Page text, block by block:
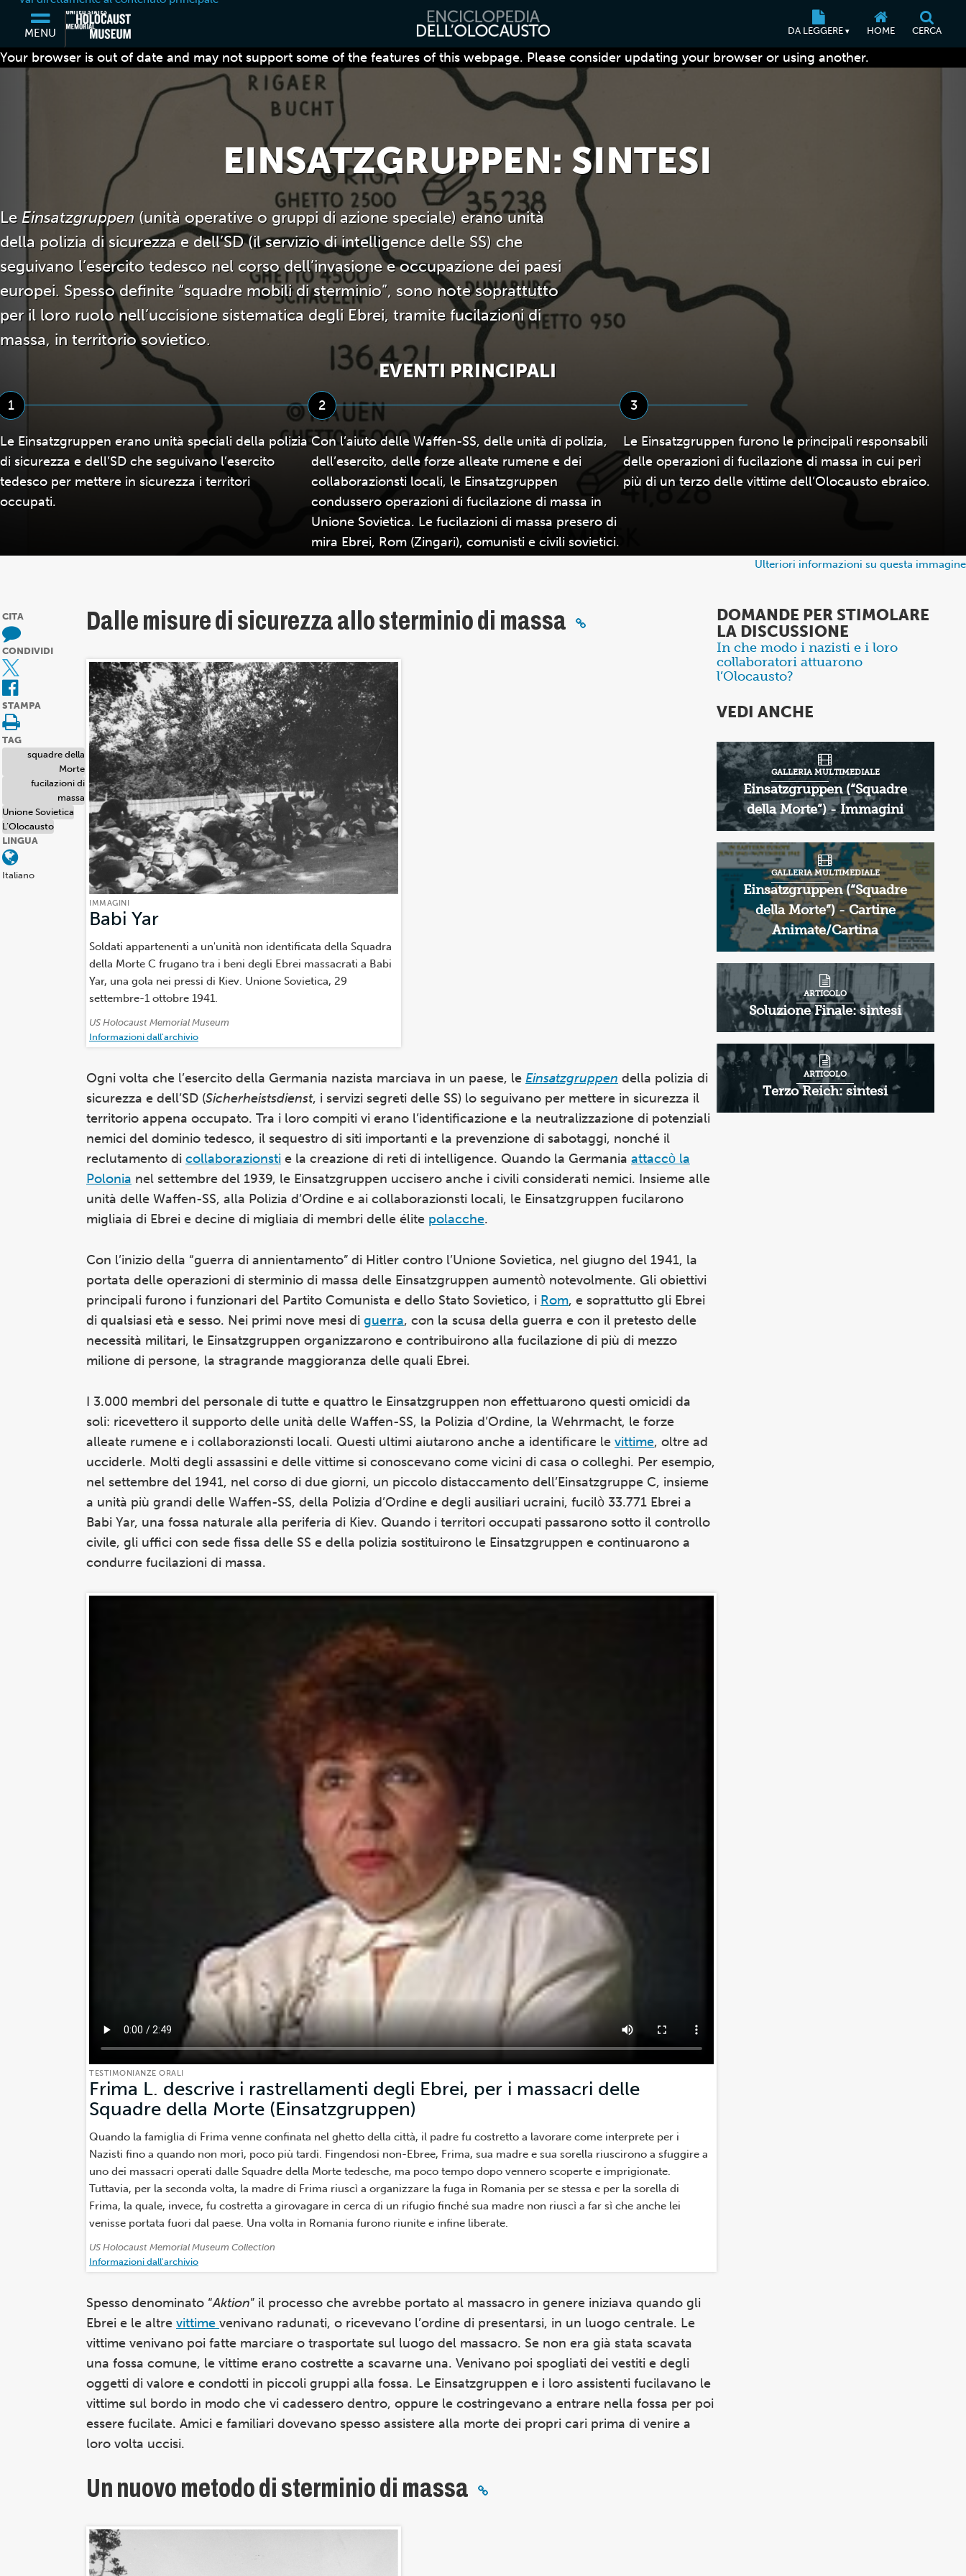
MENU DA LEGGERE ▾ HOME CERCA
Your browser is out of date and may not support some of the features of this webpage. Please consider updating your browser or using another.
Ulteriori informazioni su questa immagine
EINSATZGRUPPEN: SINTESI
Le Einsatzgruppen (unità operative o gruppi di azione speciale) erano unità
della polizia di sicurezza e dell’SD (il servizio di intelligence delle SS) che
seguivano l’esercito tedesco nel corso dell’invasione e occupazione dei paesi
europei. Spesso definite “squadre mobili di sterminio”, sono note soprattutto
per il loro ruolo nell’uccisione sistematica degli Ebrei, tramite fucilazioni di
massa, in territorio sovietico.
EVENTI PRINCIPALI
1
Le Einsatzgruppen erano unità speciali della polizia
di sicurezza e dell’SD che seguivano l’esercito
tedesco per mettere in sicurezza i territori
occupati.
2
Con l’aiuto delle Waffen-SS, delle unità di polizia,
dell’esercito, delle forze alleate rumene e dei
collaborazionsti locali, le Einsatzgruppen
condussero operazioni di fucilazione di massa in
Unione Sovietica. Le fucilazioni di massa presero di
mira Ebrei, Rom (Zingari), comunisti e civili sovietici.
3
Le Einsatzgruppen furono le principali responsabili
delle operazioni di fucilazione di massa in cui perì
più di un terzo delle vittime dell’Olocausto ebraico.
CITA
CONDIVIDI
STAMPA
TAG
squadre della
Morte
fucilazioni di
massa
Unione Sovietica
L’Olocausto
LINGUA
Italiano
Dalle misure di sicurezza allo sterminio di massa
IMMAGINI
Babi Yar
Soldati appartenenti a un'unità non identificata della Squadra
della Morte C frugano tra i beni degli Ebrei massacrati a Babi
Yar, una gola nei pressi di Kiev. Unione Sovietica, 29
settembre-1 ottobre 1941.
Attribuzione:
US Holocaust Memorial Museum
Informazioni dall'archivio
Ogni volta che l’esercito della Germania nazista marciava in un paese, le Einsatzgruppen della polizia di
sicurezza e dell’SD (Sicherheistsdienst, i servizi segreti delle SS) lo seguivano per mettere in sicurezza il
territorio appena occupato. Tra i loro compiti vi erano l’identificazione e la neutralizzazione di potenziali
nemici del dominio tedesco, il sequestro di siti importanti e la prevenzione di sabotaggi, nonché il
reclutamento di collaborazionsti e la creazione di reti di intelligence. Quando la Germania attaccò la
Polonia nel settembre del 1939, le Einsatzgruppen uccisero anche i civili considerati nemici. Insieme alle
unità delle Waffen-SS, alla Polizia d’Ordine e ai collaborazionsti locali, le Einsatzgruppen fucilarono
migliaia di Ebrei e decine di migliaia di membri delle élite polacche.
Con l’inizio della “guerra di annientamento” di Hitler contro l’Unione Sovietica, nel giugno del 1941, la
portata delle operazioni di sterminio di massa delle Einsatzgruppen aumentò notevolmente. Gli obiettivi
principali furono i funzionari del Partito Comunista e dello Stato Sovietico, i Rom, e soprattutto gli Ebrei
di qualsiasi età e sesso. Nei primi nove mesi di guerra, con la scusa della guerra e con il pretesto delle
necessità militari, le Einsatzgruppen organizzarono e contribuirono alla fucilazione di più di mezzo
milione di persone, la stragrande maggioranza delle quali Ebrei.
I 3.000 membri del personale di tutte e quattro le Einsatzgruppen non effettuarono questi omicidi da
soli: ricevettero il supporto delle unità delle Waffen-SS, la Polizia d’Ordine, la Wehrmacht, le forze
alleate rumene e i collaborazionsti locali. Questi ultimi aiutarono anche a identificare le vittime, oltre ad
ucciderle. Molti degli assassini e delle vittime si conoscevano come vicini di casa o colleghi. Per esempio,
nel settembre del 1941, nel corso di due giorni, un piccolo distaccamento dell’Einsatzgruppe C, insieme
a unità più grandi delle Waffen-SS, della Polizia d’Ordine e degli ausiliari ucraini, fucilò 33.771 Ebrei a
Babi Yar, una fossa naturale alla periferia di Kiev. Quando i territori occupati passarono sotto il controllo
civile, gli uffici con sede fissa delle SS e della polizia sostituirono le Einsatzgruppen e continuarono a
condurre fucilazioni di massa.
TESTIMONIANZE ORALI
Frima L. descrive i rastrellamenti degli Ebrei, per i massacri delle
Squadre della Morte (Einsatzgruppen)
Orali)
Quando la famiglia di Frima venne confinata nel ghetto della città, il padre fu costretto a lavorare come interprete per i
Nazisti fino a quando non morì, poco più tardi. Fingendosi non-Ebree, Frima, sua madre e sua sorella riuscirono a sfuggire a
uno dei massacri operati dalle Squadre della Morte tedesche, ma poco tempo dopo vennero scoperte e imprigionate.
Tuttavia, per la seconda volta, la madre di Frima riuscì a organizzare la fuga in Romania per se stessa e per la sorella di
Frima, la quale, invece, fu costretta a girovagare in cerca di un rifugio finché sua madre non riuscì a far sì che anche lei
venisse portata fuori dal paese. Una volta in Romania furono riunite e infine liberate.
Attribuzione:
US Holocaust Memorial Museum Collection
Informazioni dall'archivio
Spesso denominato “Aktion” il processo che avrebbe portato al massacro in genere iniziava quando gli
Ebrei e le altre vittime venivano radunati, o ricevevano l’ordine di presentarsi, in un luogo centrale. Le
vittime venivano poi fatte marciare o trasportate sul luogo del massacro. Se non era già stata scavata
una fossa comune, le vittime erano costrette a scavarne una. Venivano poi spogliati dei vestiti e degli
oggetti di valore e condotti in piccoli gruppi alla fossa. Le Einsatzgruppen e i loro assistenti fucilavano le
vittime sul bordo in modo che vi cadessero dentro, oppure le costringevano a entrare nella fossa per poi
essere fucilate. Amici e familiari dovevano spesso assistere alla morte dei propri cari prima di venire a
loro volta uccisi.
Un nuovo metodo di sterminio di massa
DOMANDE PER STIMOLARE
LA DISCUSSIONE
Items
1
1
2
In che modo i nazisti e i loro
collaboratori attuarono
l’Olocausto?
VEDI ANCHE
Einsatzgruppen (“Squadre
della Morte”) - Immagini
GALLERIA MULTIMEDIALE
Einsatzgruppen (“Squadre
della Morte”) - Cartine
Animate/Cartina
GALLERIA MULTIMEDIALE
Soluzione Finale: sintesi
ARTICOLO
Terzo Reich: sintesi
ARTICOLO